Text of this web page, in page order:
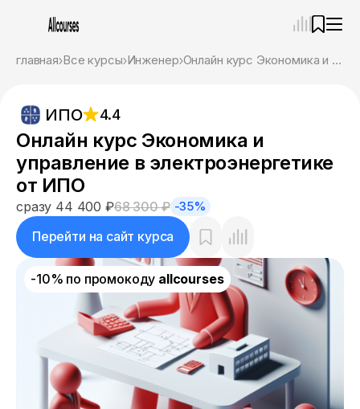
главная Все курсы Инженер Онлайн курс Экономика и управление в электроэнергетике от ИПО
ИПО 4.4
Онлайн курс Экономика и
управление в электроэнергетике
от ИПО
сразу 44 400 ₽68 300 ₽ -35%
Перейти на сайт курса
-10% по промокоду allcourses
Привет! Я Ваш карьерный навигатор. Подберу
курсы, которые соответствует именно вашим
целям.
Пожалуйста, ответьте на несколько вопросов,
чтобы начать.
Приступим?